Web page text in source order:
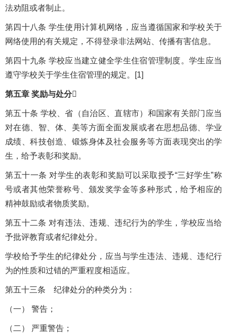
法劝阻或者制止。
第四十八条 学生使用计算机网络，应当遵循国家和学校关于
网络使用的有关规定，不得登录非法网站、传播有害信息。
第四十九条 学校应当建立健全学生住宿管理制度。学生应当
遵守学校关于学生住宿管理的规定。[1]
第五章 奖励与处分
第五十条 学校、省（自治区、直辖市）和国家有关部门应当
对在德、智、体、美等方面全面发展或者在思想品德、学业
成绩、科技创造、锻炼身体及社会服务等方面表现突出的学
生，给予表彰和奖励。
第五十一条 对学生的表彰和奖励可以采取授予“三好学生”称
号或者其他荣誉称号、颁发奖学金等多种形式，给予相应的
精神鼓励或者物质奖励。
第五十二条 对有违法、违规、违纪行为的学生，学校应当给
予批评教育或者纪律处分。
学校给予学生的纪律处分，应当与学生违法、违规、违纪行
为的性质和过错的严重程度相适应。
第五十三条 纪律处分的种类分为：
（一） 警告；
（二） 严重警告；